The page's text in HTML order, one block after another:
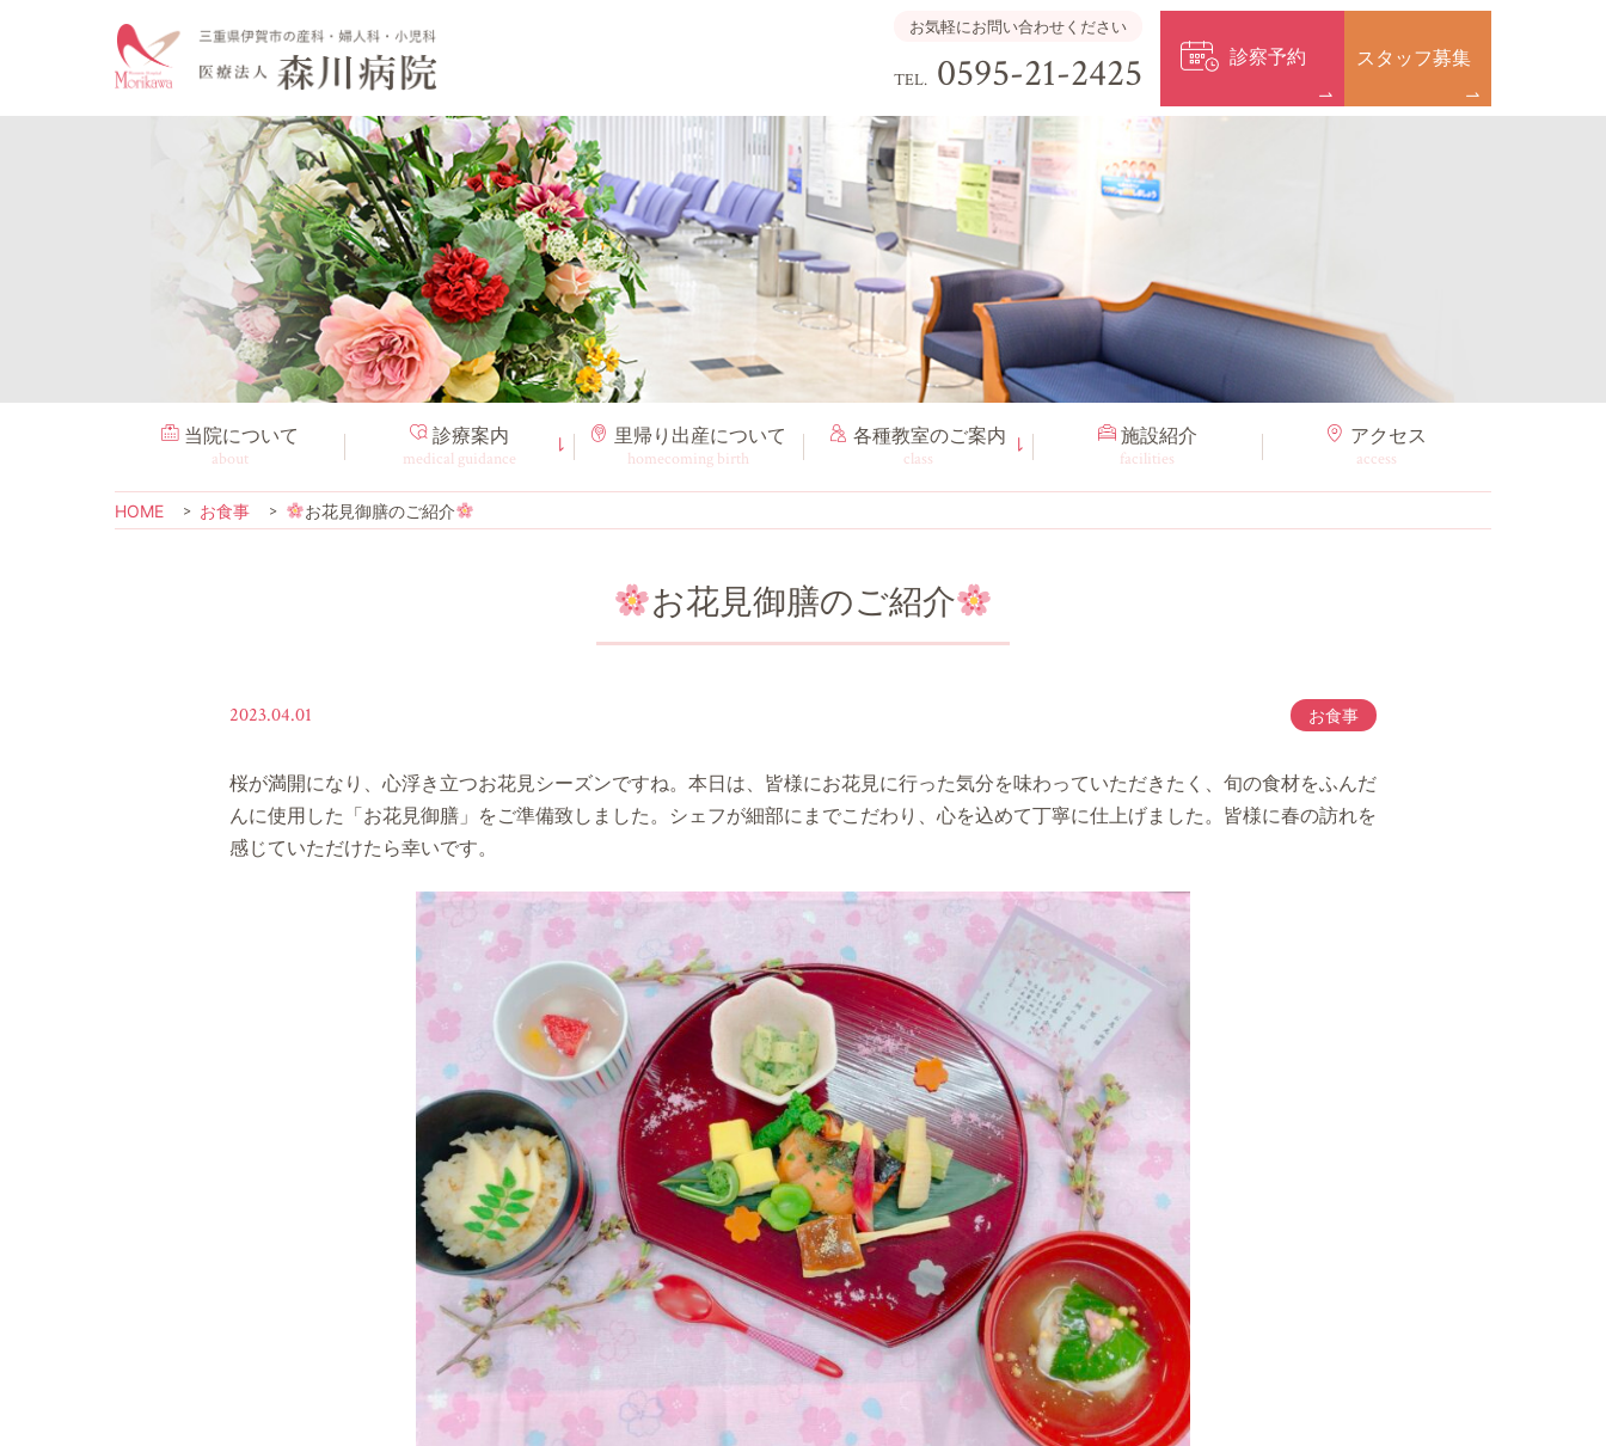
お気軽にお問い合わせください
TEL. 0595-21-2425 診察予約 スタッフ募集
当院について
about
診療案内
medical guidance
里帰り出産について
homecoming birth
各種教室のご案内
class
施設紹介
facilities
アクセス
access
HOME お食事 お花見御膳のご紹介
お花見御膳のご紹介
2023.04.01 お食事
桜が満開になり、心浮き立つお花見シーズンですね。本日は、皆様にお花見に行った気分を味わっていただきたく、旬の食材をふんだ
んに使用した「お花見御膳」をご準備致しました。シェフが細部にまでこだわり、心を込めて丁寧に仕上げました。皆様に春の訪れを
感じていただけたら幸いです。